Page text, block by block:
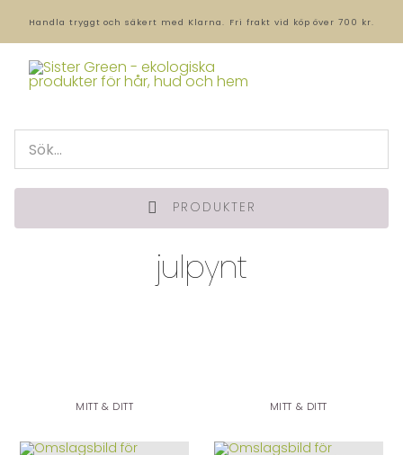
Handla tryggt och säkert med Klarna. Fri frakt vid köp över 700 kr.
PRODUKTER
julpynt
MITT & DITT MITT & DITT